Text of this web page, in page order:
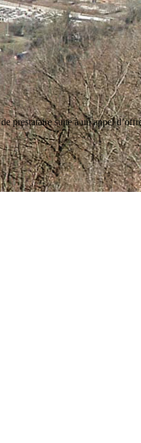
prestataire suite à un appel